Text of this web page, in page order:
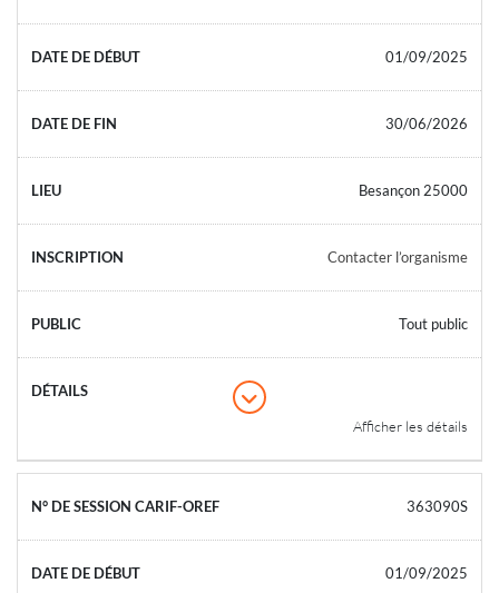
01/09/2025
30/06/2026
Besançon 25000
Contacter l’organisme
Tout public
Afficher les détails
363090S
01/09/2025